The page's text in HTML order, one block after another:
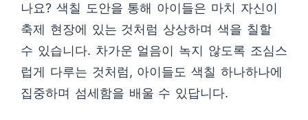
나요? 색칠 도안을 통해 아이들은 마치 자신이
축제 현장에 있는 것처럼 상상하며 색을 칠할
수 있습니다. 차가운 얼음이 녹지 않도록 조심스
럽게 다루는 것처럼, 아이들도 색칠 하나하나에
집중하며 섬세함을 배울 수 있답니다.